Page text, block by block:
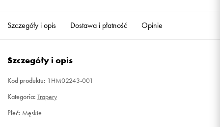
Szczegóły i opis Dostawa i płatność Opinie
Szczegóły i opis
Kod produktu: 1HM02243-001
Kategoria: Trapery
Płeć: Męskie